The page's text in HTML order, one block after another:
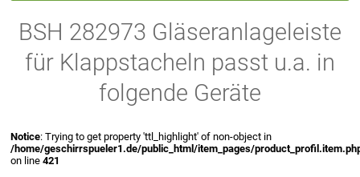
BSH 282973 Gläseranlageleiste
für Klappstacheln passt u.a. in
folgende Geräte
Notice: Trying to get property 'ttl_highlight' of non-object in
/home/geschirrspueler1.de/public_html/item_pages/
on line421